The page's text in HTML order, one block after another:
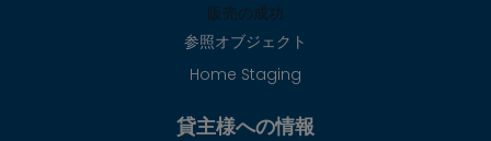
販売の成功
参照オブジェクト
Home Staging
貸主様への情報